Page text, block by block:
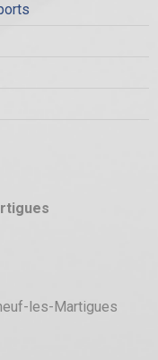
les-Martigues